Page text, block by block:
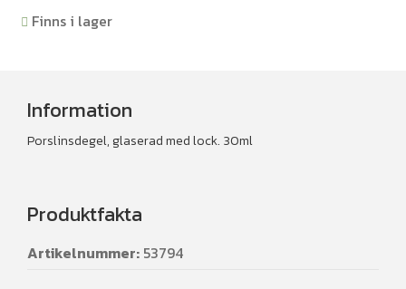
30ml.Finns i lager
Information
Porslinsdegel, glaserad med lock. 30ml
Produktfakta
Artikelnummer: 53794